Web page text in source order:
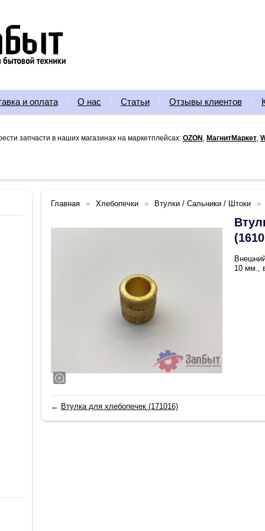
и оплата О нас Статьи Отзывы клиентов
запчасти в наших магазинах на маркетплейсах: OZON МагнитМаркет
Главная Хлебопечки Втулки / Сальники / Штоки
10 мм.,
← Втулка для хлебопечек (171016)